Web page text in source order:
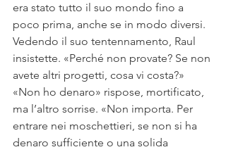
era stato tutto il suo mondo fino a
poco prima, anche se in modo diversi.
Vedendo il suo tentennamento, Raul
insistette. «Perché non provate? Se non
avete altri progetti, cosa vi costa?»
«Non ho denaro» rispose, mortificato,
ma l’altro sorrise. «Non importa. Per
entrare nei moschettieri, se non si ha
denaro sufficiente o una solida